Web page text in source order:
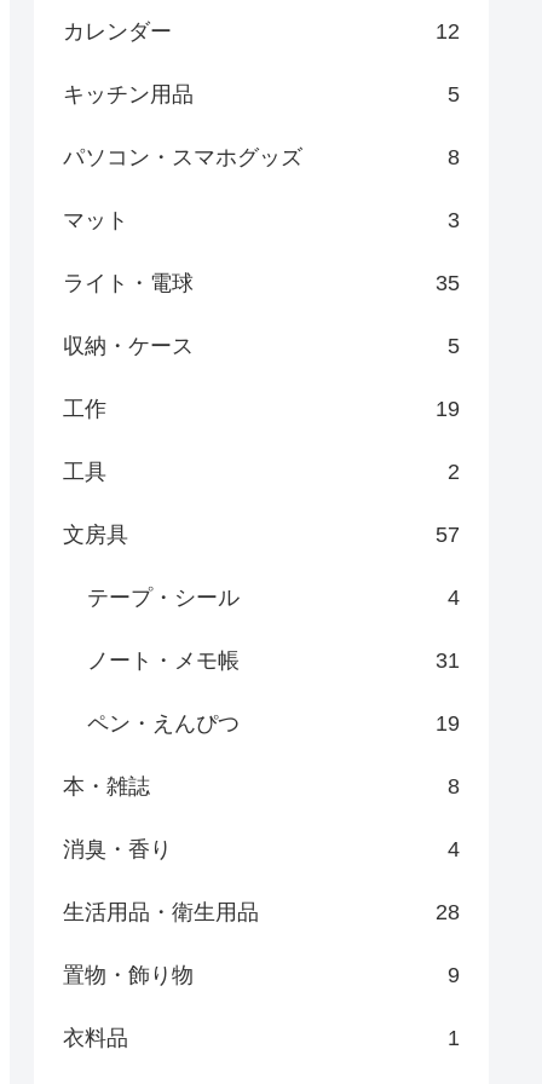
カレンダー 12
キッチン用品 5
パソコン・スマホグッズ 8
マット 3
ライト・電球 35
収納・ケース 5
工作 19
工具 2
文房具 57
テープ・シール 4
ノート・メモ帳 31
ペン・えんぴつ 19
本・雑誌 8
消臭・香り 4
生活用品・衛生用品 28
置物・飾り物 9
衣料品 1